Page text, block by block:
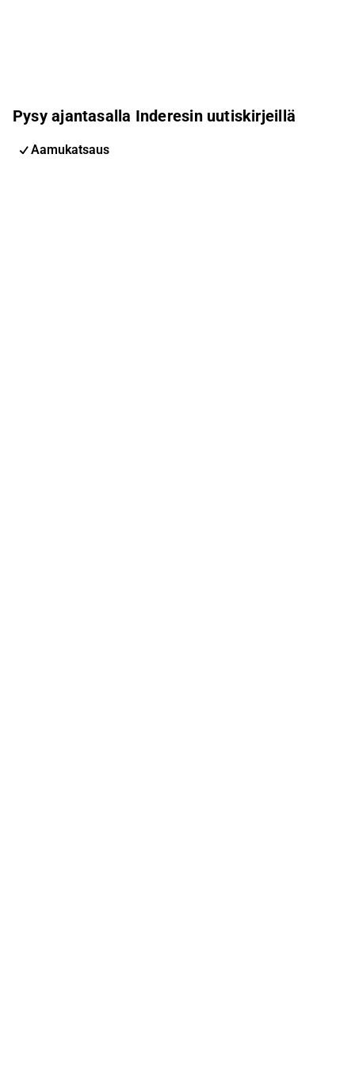
Pysy ajantasalla Inderesin uutiskirjeillä
Aamukatsaus